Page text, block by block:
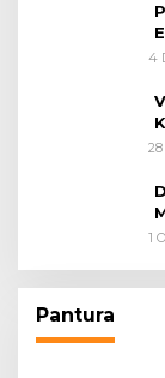
4
1
Pantura